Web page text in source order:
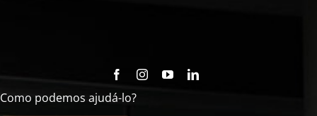
Como podemos ajudá-lo?